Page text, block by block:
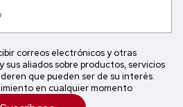
correos electrónicos y otras
sus aliados sobre productos, servicios
que pueden ser de su interés.
en cualquier momento